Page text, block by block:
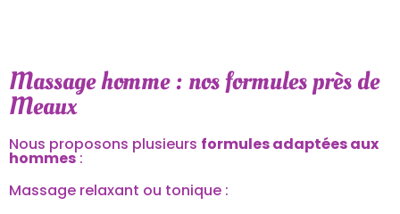
Massage homme : nos formules près de
Meaux
Nous proposons plusieurs formules adaptées aux
hommes:
Massage relaxant ou tonique :